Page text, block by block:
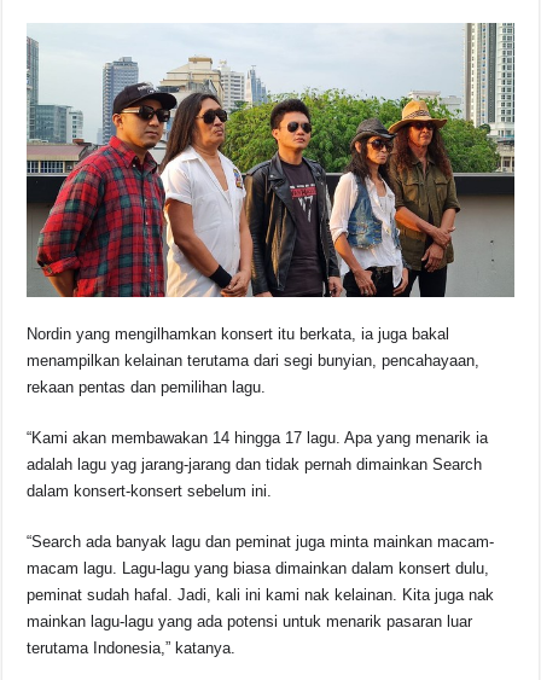
Nordin yang mengilhamkan konsert itu berkata, ia juga bakal
menampilkan kelainan terutama dari segi bunyian, pencahayaan,
rekaan pentas dan pemilihan lagu.
“Kami akan membawakan 14 hingga 17 lagu. Apa yang menarik ia
adalah lagu yag jarang-jarang dan tidak pernah dimainkan Search
dalam konsert-konsert sebelum ini.
“Search ada banyak lagu dan peminat juga minta mainkan macam-
macam lagu. Lagu-lagu yang biasa dimainkan dalam konsert dulu,
peminat sudah hafal. Jadi, kali ini kami nak kelainan. Kita juga nak
mainkan lagu-lagu yang ada potensi untuk menarik pasaran luar
terutama Indonesia,” katanya.